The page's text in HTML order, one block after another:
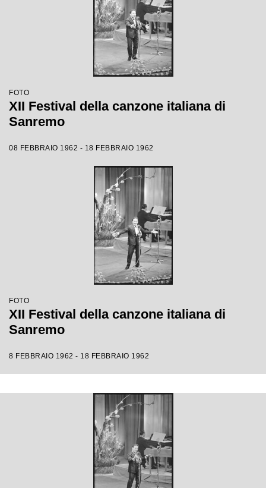
FOTO
XII Festival della canzone italiana di
Sanremo
08 FEBBRAIO 1962 - 18 FEBBRAIO 1962
FOTO
XII Festival della canzone italiana di
Sanremo
8 FEBBRAIO 1962 - 18 FEBBRAIO 1962